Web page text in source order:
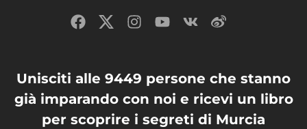
Unisciti alle 9449 persone che stanno
già imparando con noi e ricevi un libro
per scoprire i segreti di Murcia